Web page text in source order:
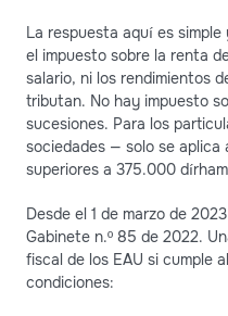
La respuesta aquí es
el impuesto sobre la renta
salario, ni los rendimientos
tributan. No hay impuesto
sucesiones. Para los
sociedades — solo se aplica
superiores a 375.000
Desde el 1 de marzo de
Gabinete n.º 85 de 2022.
fiscal de los EAU si cumple
condiciones: